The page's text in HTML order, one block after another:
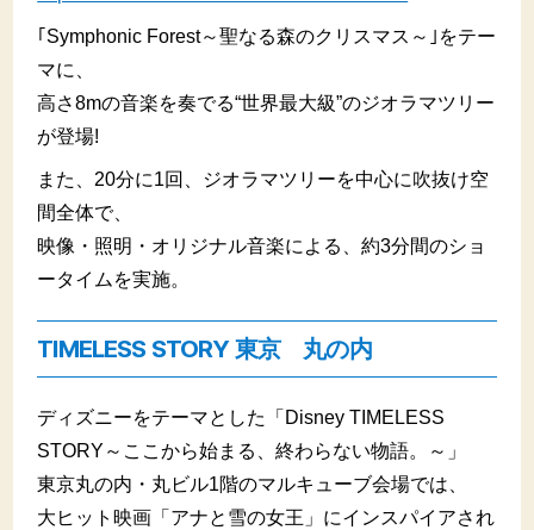
｢Symphonic Forest～聖なる森のクリスマス～｣をテー
マに、
高さ8mの音楽を奏でる“世界最大級”のジオラマツリー
が登場!
また、20分に1回、ジオラマツリーを中心に吹抜け空
間全体で、
映像・照明・オリジナル音楽による、約3分間のショ
ータイムを実施。
TIMELESS STORY 東京 丸の内
ディズニーをテーマとした「Disney TIMELESS
STORY～ここから始まる、終わらない物語。～」
東京丸の内・丸ビル1階のマルキューブ会場では、
大ヒット映画「アナと雪の女王」にインスパイアされ